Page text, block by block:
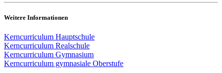
Weitere Informationen
Kerncurriculum Hauptschule
Kerncurriculum Realschule
Kerncurriculum Gymnasium
Kerncurriculum gymnasiale Oberstufe